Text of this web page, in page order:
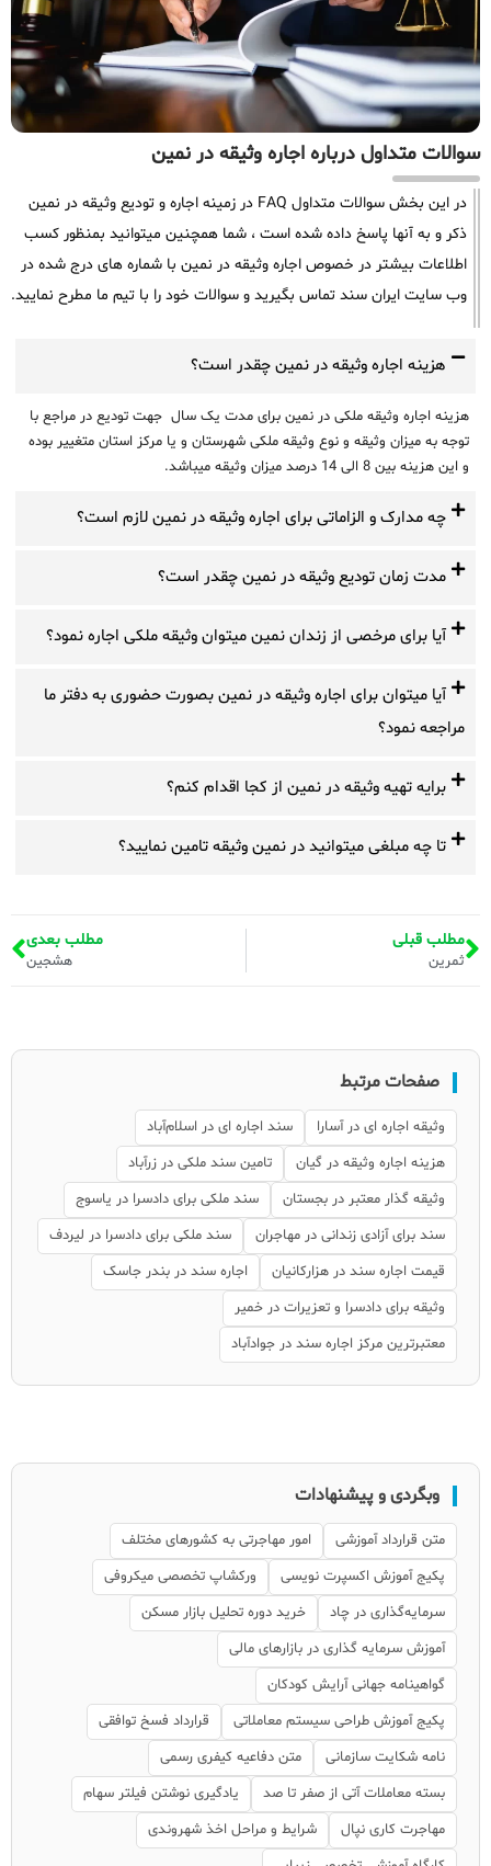
سوالات متداول درباره اجاره وثیقه در نمین
در این بخش سوالات متداول FAQ در زمینه اجاره و تودیع وثیقه در نمین
ذکر و به آنها پاسخ داده شده است ، شما همچنین میتوانید بمنظور کسب
اطلاعات بیشتر در خصوص اجاره وثیقه در نمین با شماره های درج شده در
وب سایت ایران سند تماس بگیرید و سوالات خود را با تیم ما مطرح نمایید.
هزینه اجاره وثیقه در نمین چقدر است؟
هزینه اجاره وثیقه ملکی در نمین برای مدت یک سال جهت تودیع در مراجع با
توجه به میزان وثیقه و نوع وثیقه ملکی شهرستان و یا مرکز استان متغییر بوده
و این هزینه بین 8 الی 14 درصد میزان وثیقه میباشد.
چه مدارک و الزاماتی برای اجاره وثیقه در نمین لازم است؟
مدت زمان تودیع وثیقه در نمین چقدر است؟
آیا برای مرخصی از زندان نمین میتوان وثیقه ملکی اجاره نمود؟
آیا میتوان برای اجاره وثیقه در نمین بصورت حضوری به دفتر ما
مراجعه نمود؟
برایه تهیه وثیقه در نمین از کجا اقدام کنم؟
تا چه مبلغی میتوانید در نمین وثیقه تامین نمایید؟
مطلب قبلی
ثمرین
مطلب بعدی
هشجین
صفحات مرتبط
وثیقه اجاره ای در آسارا
سند اجاره ای در اسلام‌آباد
هزینه اجاره وثیقه در گیان
تامین سند ملکی در زرآباد
وثیقه گذار معتبر در بجستان
سند ملکی برای دادسرا در یاسوج
سند برای آزادی زندانی در مهاجران
سند ملکی برای دادسرا در لیردف
قیمت اجاره سند در هزارکانیان
اجاره سند در بندر جاسک
وثیقه برای دادسرا و تعزیرات در خمیر
معتبرترین مرکز اجاره سند در جوادآباد
وبگردی و پیشنهادات
متن قرارداد آموزشی
امور مهاجرتی به کشورهای مختلف
پکیج آموزش اکسپرت نویسی
ورکشاپ تخصصی میکروفی
سرمایه‌گذاری در چاد
خرید دوره تحلیل بازار مسکن
آموزش سرمایه گذاری در بازارهای مالی
گواهینامه جهانی آرایش کودکان
پکیج آموزش طراحی سیستم معاملاتی
قرارداد فسخ توافقی
نامه شکایت سازمانی
متن دفاعیه کیفری رسمی
بسته معاملات آتی از صفر تا صد
یادگیری نوشتن فیلتر سهام
مهاجرت کاری نپال
شرایط و مراحل اخذ شهروندی